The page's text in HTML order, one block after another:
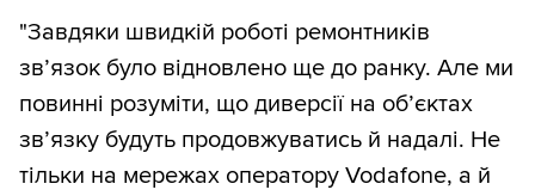
"Завдяки швидкій роботі ремонтників
зв’язок було відновлено ще до ранку. Але ми
повинні розуміти, що диверсії на об’єктах
зв’язку будуть продовжуватись й надалі. Не
тільки на мережах оператору Vodafone, а й